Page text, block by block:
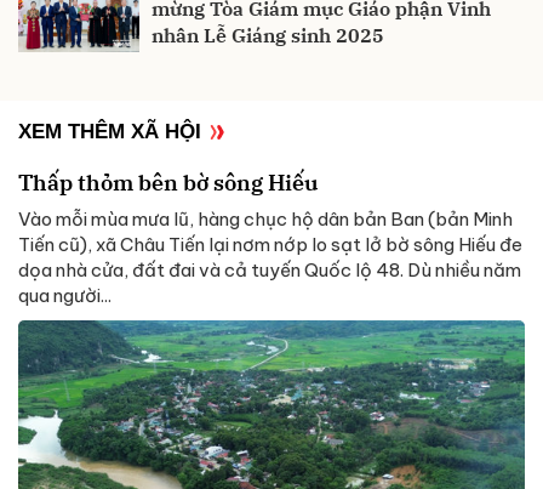
mừng Tòa Giám mục Giáo phận Vinh
nhân Lễ Giáng sinh 2025
XEM THÊM XÃ HỘI
Thấp thỏm bên bờ sông Hiếu
Vào mỗi mùa mưa lũ, hàng chục hộ dân bản Ban (bản Minh
Tiến cũ), xã Châu Tiến lại nơm nớp lo sạt lở bờ sông Hiếu đe
dọa nhà cửa, đất đai và cả tuyến Quốc lộ 48. Dù nhiều năm
qua người...